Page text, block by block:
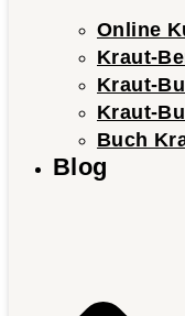
Online
Kraut-
Kraut-
Kraut-
Buch
Blog